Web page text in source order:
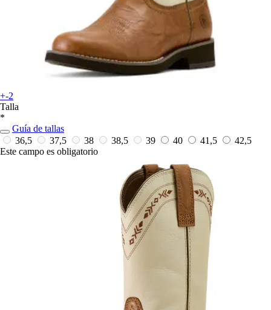
+-2
Talla
*
Guía de tallas
36,5
37,5 38 38,5 39 40 41,5
42,5
Este campo es obligatorio